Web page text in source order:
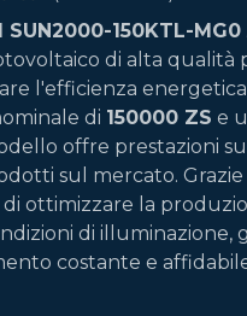
SUN2000-150KTL-MG0
di alta qualità
l'efficienza
di 150000 ZS e
offre prestazioni
sul mercato. Grazie
di ottimizzare la
di illuminazione,
costante e